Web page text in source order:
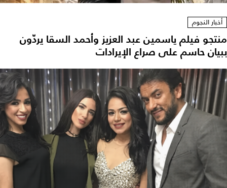
أخبار النجوم
منتجو فيلم ياسمين عبد العزيز وأحمد السقا يردّون
ببيان حاسم على صراع الإيرادات